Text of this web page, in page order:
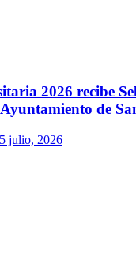
2026 recibe
de
julio, 2026